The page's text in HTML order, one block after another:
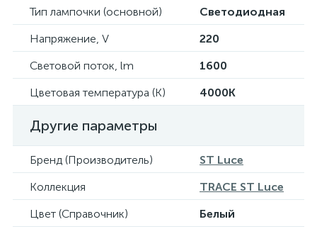
Тип лампочки (основной)
Светодиодная
Напряжение, V
220
Световой поток, lm
1600
Цветовая температура (К)
4000K
Другие параметры
Бренд (Производитель)
ST Luce
Коллекция
TRACE ST Luce
Цвет (Справочник)
Белый